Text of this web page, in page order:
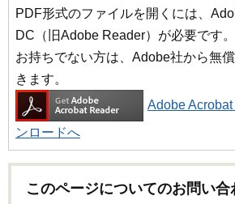
PDF形式のファイルを開くには、
DC（旧Adobe Reader）が必要です。
お持ちでない方は、Adobe社から無
きます。
Adobe
ンロードへ
このページについてのお問い合